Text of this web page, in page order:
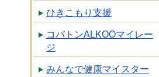
ひきこもり支援
コバトンALKOOマイレー
ジ
みんなで健康マイスター